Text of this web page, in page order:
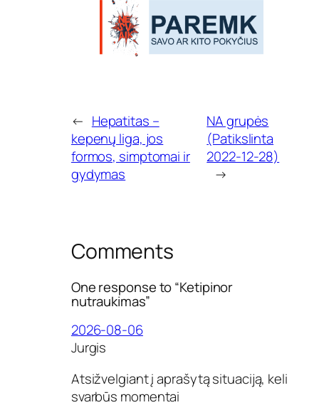
a
s
← Hepatitas –
kepenų liga, jos
formos, simptomai ir
gydymas
NA grupės
(Patikslinta
2022-12-28)
→
Comments
One response to “Ketipinor
nutraukimas”
2026-08-06
Jurgis
Atsižvelgiant į aprašytą situaciją, keli
svarbūs momentai